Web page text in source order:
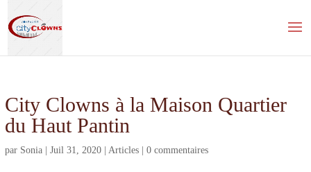
City Clowns à la Maison Quartier
du Haut Pantin
par Sonia| Juil 31, 2020| Articles| 0 commentaires